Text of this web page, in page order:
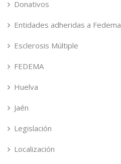
Donativos
Entidades adheridas a Fedema
Esclerosis Múltiple
FEDEMA
Huelva
Jaén
Legislación
Localización